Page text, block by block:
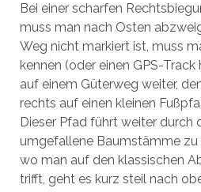
Bei einer scharfen
muss man nach Osten
Weg nicht markiert ist, muss
kennen (oder einen GPS-
auf einem Güterweg weiter,
rechts auf einen kleinen
Dieser Pfad führt weiter durch
umgefallene Baumstämme zu
wo man auf den klassischen
trifft, geht es kurz steil nach